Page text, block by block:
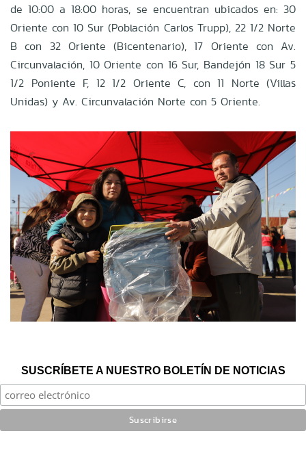
de 10:00 a 18:00 horas, se encuentran ubicados en: 30
Oriente con 10 Sur (Población Carlos Trupp), 22 1/2 Norte
B con 32 Oriente (Bicentenario), 17 Oriente con Av.
Circunvalación, 10 Oriente con 16 Sur, Bandejón 18 Sur 5
1/2 Poniente F, 12 1/2 Oriente C, con 11 Norte (Villas
Unidas) y Av. Circunvalación Norte con 5 Oriente.
SUSCRÍBETE A NUESTRO BOLETÍN DE NOTICIAS